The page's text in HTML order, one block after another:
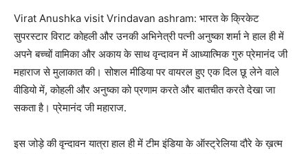
Virat Anushka visit Vrindavan ashram: भारत के क्रिकेट
सुपरस्टार विराट कोहली और उनकी अभिनेत्री पत्नी अनुष्का शर्मा ने हाल ही में
अपने बच्चों वामिका और अकाय के साथ वृन्दावन में आध्यात्मिक गुरु प्रेमानंद जी
महाराज से मुलाकात की। सोशल मीडिया पर वायरल हुए एक दिल छू लेने वाले
वीडियो में, कोहली और अनुष्का को प्रणाम करते और बातचीत करते देखा जा
सकता है। प्रेमानंद जी महाराज.
इस जोड़े की वृन्दावन यात्रा हाल ही में टीम इंडिया के ऑस्ट्रेलिया दौरे के ख़त्म